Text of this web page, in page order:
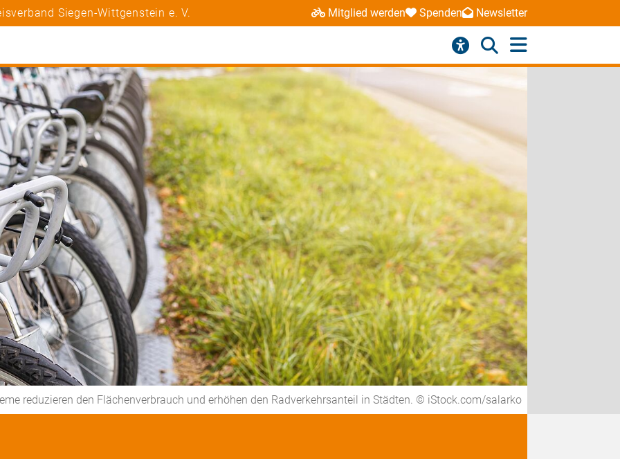
Siegen-Wittgenstein e. V. Mitglied werden Spenden Newsletter
reduzieren den Flächenverbrauch und erhöhen den Radverkehrsanteil in Städten. © iStock.com/salarko